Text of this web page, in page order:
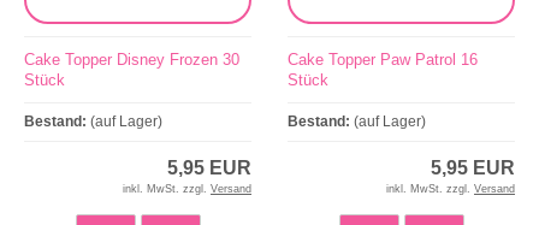
Cake Topper Disney Frozen 30
Stück
Bestand: (auf Lager)
5,95 EUR
inkl. MwSt. zzgl. Versand
Cake Topper Paw Patrol 16
Stück
Bestand: (auf Lager)
5,95 EUR
inkl. MwSt. zzgl. Versand